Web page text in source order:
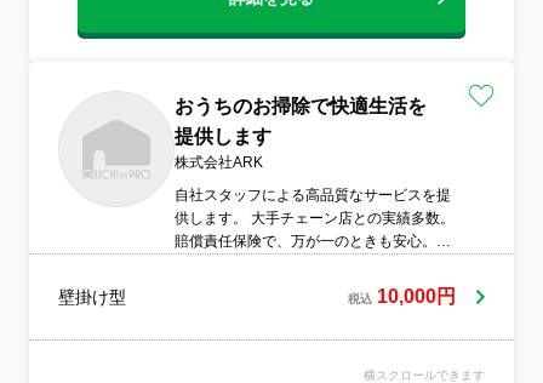
おうちのお掃除で快適生活を
提供します
株式会社ARK
自社スタッフによる高品質なサービスを提
供します。 大手チェーン店との実績多数。
賠償責任保険で、万が一のときも安心。当
仕事」をすることです。お掃除のプロとし
て皆様の環境えお快適にし、ゆとりある時
壁掛け型 税込 10,000円
横スクロールできます